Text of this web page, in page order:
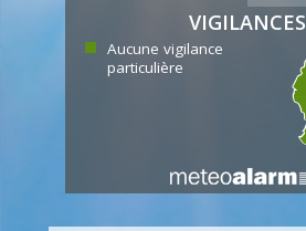
VIGILANCES
Aucune vigilance
particulière